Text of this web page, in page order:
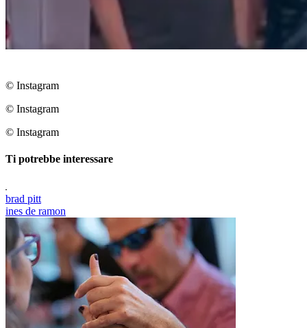
© Instagram
© Instagram
© Instagram
Ti potrebbe interessare
brad pitt
ines de ramon